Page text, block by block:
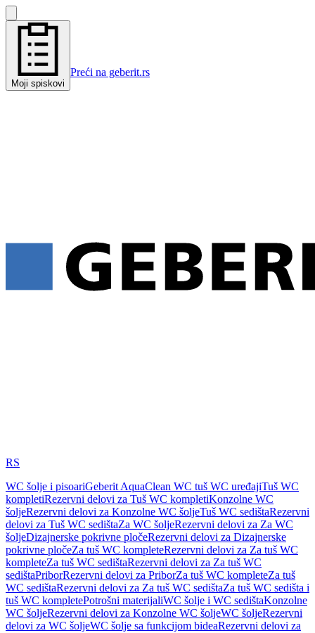
Moji spiskovi
Preći na geberit.rs
RS
WC šolje i pisoariGeberit AquaClean WC tuš WC uređajiTuš WC
kompletiRezervni delovi za Tuš WC kompletiKonzolne WC
šoljeRezervni delovi za Konzolne WC šoljeTuš WC sedištaRezervni
delovi za Tuš WC sedištaZa WC šoljeRezervni delovi za Za WC
šoljeDizajnerske pokrivne pločeRezervni delovi za Dizajnerske
pokrivne pločeZa tuš WC kompleteRezervni delovi za Za tuš WC
kompleteZa tuš WC sedištaRezervni delovi za Za tuš WC
sedištaPriborRezervni delovi za PriborZa tuš WC kompleteZa tuš
WC sedištaRezervni delovi za Za tuš WC sedištaZa tuš WC sedišta i
tuš WC kompletePotrošni materijaliWC šolje i WC sedištaKonzolne
WC šoljeRezervni delovi za Konzolne WC šoljeWC šoljeRezervni
delovi za WC šoljeWC šolje sa funkcijom bideaRezervni delovi za